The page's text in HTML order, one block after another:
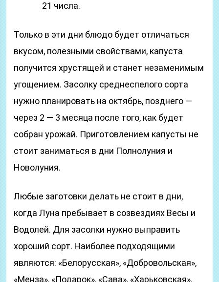
21 числа.
Только в эти дни блюдо будет отличаться
вкусом, полезными свойствами, капуста
получится хрустящей и станет незаменимым
угощением. Засолку среднеспелого сорта
нужно планировать на октябрь, позднего —
через 2 — 3 месяца после того, как будет
собран урожай. Приготовлением капусты не
стоит заниматься в дни Полнолуния и
Новолуния.
Любые заготовки делать не стоит в дни,
когда Луна пребывает в созвездиях Весы и
Водолей. Для засолки нужно выправить
хороший сорт. Наиболее подходящими
являются: «Белорусская», «Добровольская»,
«Менза», «Подарок», «Сава», «Харьковская».